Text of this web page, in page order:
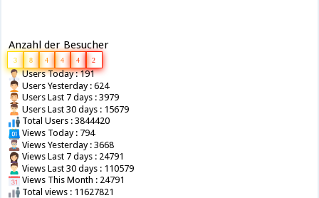
Anzahl der Besucher
3 8 4 4 4 2
Users Today : 191
Users Yesterday : 624
Users Last 7 days : 3979
Users Last 30 days : 15679
Total Users : 3844420
Views Today : 794
Views Yesterday : 3668
Views Last 7 days : 24791
Views Last 30 days : 110579
Views This Month : 24791
Total views : 11627821